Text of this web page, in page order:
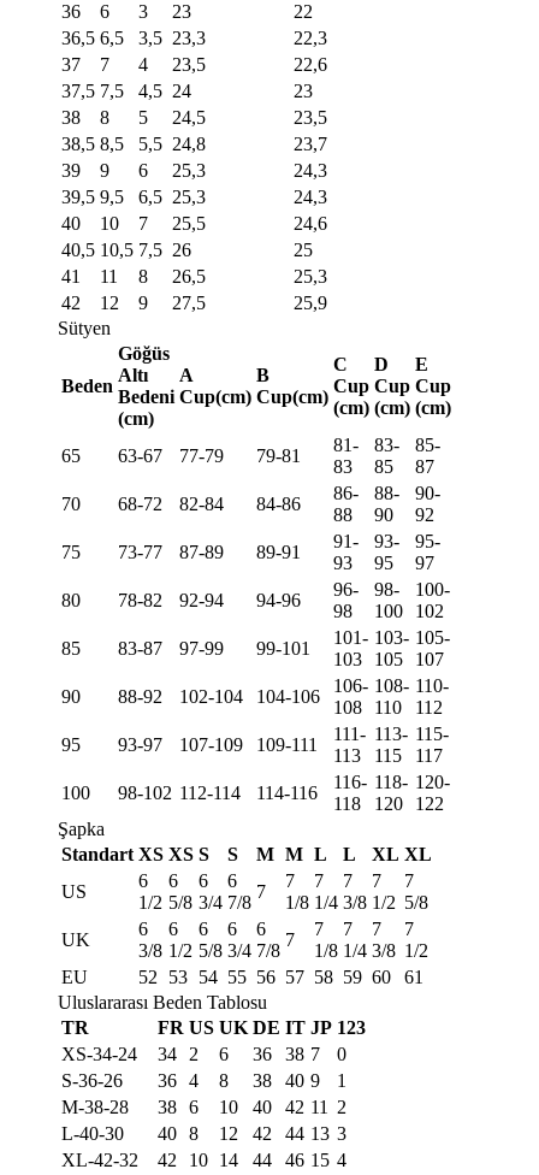
36
6 3 23
22
36,5 6,5 3,5 23,3
22,3
37
7 4 23,5
22,6
37,5 7,5 4,5 24
23
38
8 5 24,5
23,5
38,5 8,5 5,5 24,8
23,7
39
9 6 25,3
24,3
39,5 9,5 6,5 25,3
24,3
40
10 7 25,5
24,6
40,5 10,5 7,5 26
25
41
11 8 26,5
25,3
42
12 9 27,5
25,9
Sütyen
Beden
Göğüs
Altı
Bedeni
(cm)
A
Cup(cm)
B
Cup(cm)
C
Cup
(cm)
D
Cup
(cm)
E
Cup
(cm)
65 63-67 77-79 79-81
81-
83
83-
85
85-
87
70
68-72 82-84 84-86
86-
88
88-
90
90-
92
75
73-77 87-89 89-91
91-
93
93-
95
95-
97
80
78-82 92-94 94-96
96-
98
98-
100
100-
102
85
83-87 97-99 99-101
101-
103
103-
105
105-
107
90
88-92 102-104 104-106
106-
108
108-
110
110-
112
95
93-97 107-109 109-111
111-
113
113-
115
115-
117
100
98-102 112-114 114-116
116-
118
118-
120
120-
122
Şapka
Standart XS XS S S M M L L XL XL
US
6
1/2
6
5/8
6
3/4
6
7/8
7
7
1/8
7
1/4
7
3/8
7
1/2
7
5/8
UK
6
3/8
6
1/2
6
5/8
6
3/4
6
7/8
7
7
1/8
7
1/4
7
3/8
7
1/2
EU
52 53 54 55 56 57 58 59 60
61
Uluslararası Beden Tablosu
TR
FR US UK DE IT JP 123
XS-34-24
34 2 6 36 38 7
0
S-36-26
36 4 8 38 40 9
1
M-38-28
38 6 10 40 42 11
2
L-40-30
40 8 12 42 44 13 3
XL-42-32
42 10 14 44 46 15 4